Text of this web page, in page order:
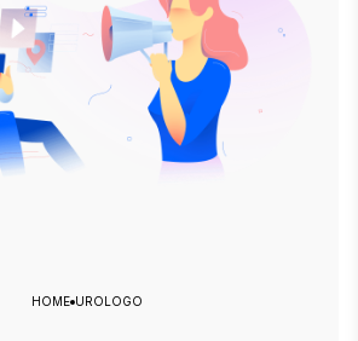
HOME UROLOGO